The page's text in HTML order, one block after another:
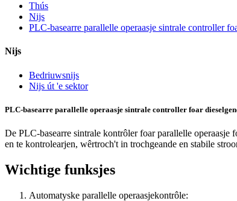
Thús
Nijs
PLC-basearre parallelle operaasje sintrale controller
Nijs
Bedriuwsnijs
Nijs út 'e sektor
PLC-basearre parallelle operaasje sintrale controller foar
De PLC-basearre sintrale kontrôler foar parallelle operaasje
en te kontrolearjen, wêrtroch't in trochgeande en stabile
Wichtige funksjes
Automatyske parallelle operaasjekontrôle: